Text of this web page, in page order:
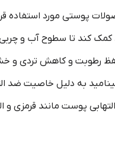
پوستی مورد استفاده
کمک کند تا سطوح آب و
رطوبت و کاهش تردی و
به دلیل خاصیت ضد
پوست مانند قرمزی و